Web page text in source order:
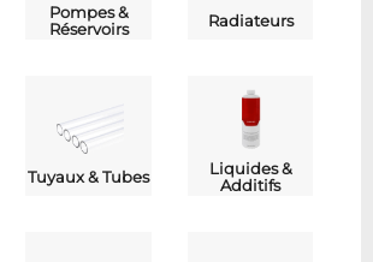
Pompes &
Réservoirs
Radiateurs
Tuyaux & Tubes
Liquides &
Additifs